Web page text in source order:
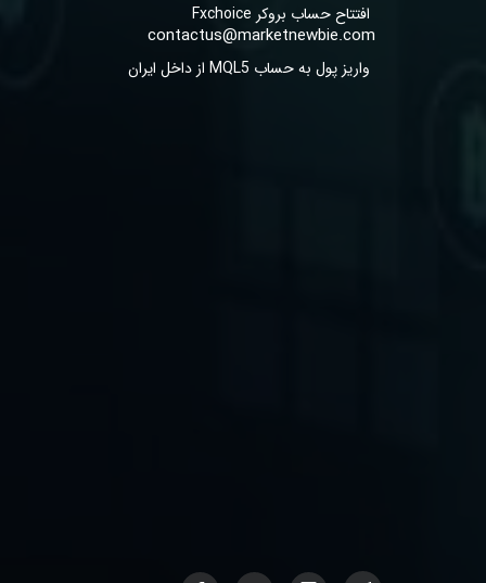
افتتاح حساب بروکر Fxchoice
واریز پول به حساب MQL5 از داخل ایران
contactus@marketnewbie.com